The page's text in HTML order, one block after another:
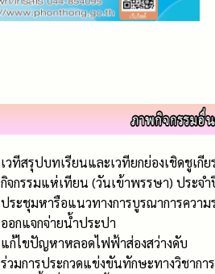
เวทีสรุปบทเรียนและเวทียกย่องเชิดชูเ
กิจกรรมแห่เทียน (วันเข้าพรรษา) ประจ
ประชุมหารือแนวทางการบูรณาการควา
ออกแจกจ่ายน้ำประปา
แก้ไขปัญหาหลอดไฟฟ้าส่องสว่างดับ
ร่วมการประกวดแข่งขันทักษะทางวิชาก